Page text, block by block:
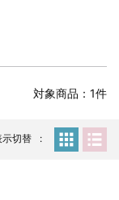
FHD 完全収録！
RING 公演 FHD 完
ィールド公演 完
対象商品：1件
示切替